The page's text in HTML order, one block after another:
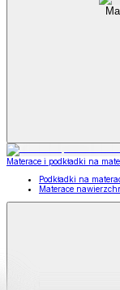
Materace i podkładki na
Podkładki na
Materace